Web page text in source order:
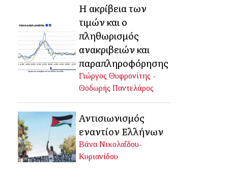
Η ακρίβεια των
τιμών και ο
πληθωρισμός
ανακριβειών και
παραπληροφόρησης
Γιώργος Θυφρονίτης -
Θοδωρής Παντελάρος
Αντισιωνισμός
εναντίον Ελλήνων
Βάνα Νικολαΐδου-
Κυριανίδου